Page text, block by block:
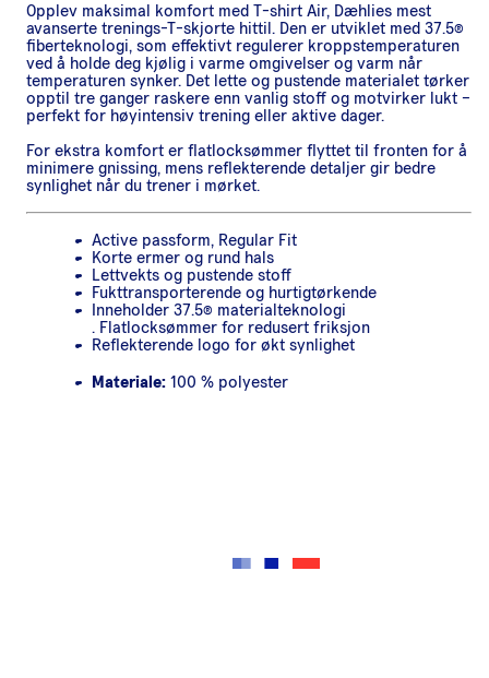
Opplev maksimal komfort med T-shirt Air, Dæhlies mest
avanserte trenings-T-skjorte hittil. Den er utviklet med 37.5®
fiberteknologi, som effektivt regulerer kroppstemperaturen
ved å holde deg kjølig i varme omgivelser og varm når
temperaturen synker. Det lette og pustende materialet tørker
opptil tre ganger raskere enn vanlig stoff og motvirker lukt –
perfekt for høyintensiv trening eller aktive dager.
For ekstra komfort er flatlocksømmer flyttet til fronten for å
minimere gnissing, mens reflekterende detaljer gir bedre
synlighet når du trener i mørket.
Active passform, Regular Fit
Korte ermer og rund hals
Lettvekts og pustende stoff
Fukttransporterende og hurtigtørkende
Inneholder 37.5® materialteknologi
. Flatlocksømmer for redusert friksjon
Reflekterende logo for økt synlighet
Materiale: 100 % polyester